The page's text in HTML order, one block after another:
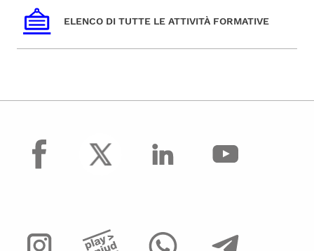
ELENCO DI TUTTE LE ATTIVITÀ FORMATIVE
facebook